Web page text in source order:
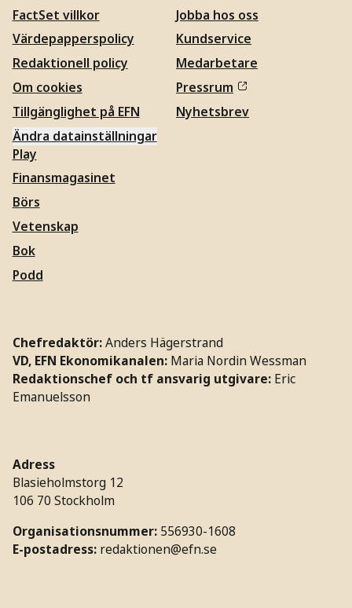
FactSet villkor
Värdepapperspolicy
Redaktionell policy
Om cookies
Tillgänglighet på EFN
Ändra datainställningar
Jobba hos oss
Kundservice
Medarbetare
Pressrum
Nyhetsbrev
Play
Finansmagasinet
Börs
Vetenskap
Bok
Podd
Chefredaktör:Anders Hägerstrand
VD, EFN Ekonomikanalen: Maria Nordin Wessman
Redaktionschef och tf ansvarig utgivare: Eric
Emanuelsson
Adress
Blasieholmstorg 12
106 70 Stockholm
Organisationsnummer: 556930-1608
E-postadress: redaktionen@efn.se